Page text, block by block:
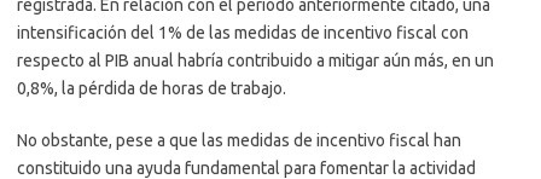
registrada. En relación con el período anteriormente citado, una
intensificación del 1% de las medidas de incentivo fiscal con
respecto al PIB anual habría contribuido a mitigar aún más, en un
0,8%, la pérdida de horas de trabajo.
No obstante, pese a que las medidas de incentivo fiscal han
constituido una ayuda fundamental para fomentar la actividad